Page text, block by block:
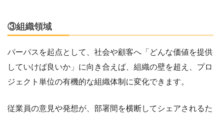
③組織領域
パーパスを起点として、社会や顧客へ「どんな価値を提供
していけば良いか」に向き合えば、組織の壁を超え、プロ
ジェクト単位の有機的な組織体制に変化できます。
従業員の意見や発想が、部署間を横断してシェアされるた